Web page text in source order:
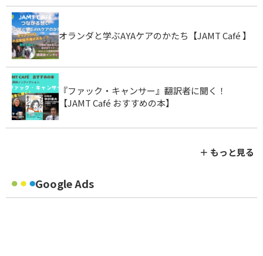
オランダと学ぶAYAケアのかたち【JAMT Café 】
『ファック・キャンサー』翻訳者に聞く！
【JAMT Café おすすめの本】
＋ もっと見る
Google Ads